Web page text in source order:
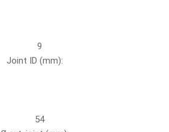
9
Joint ID (mm):
54